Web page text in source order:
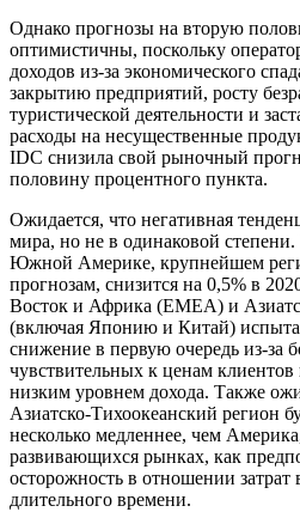
Однако прогнозы на вторую
оптимистичны, поскольку
доходов из-за экономического
закрытию предприятий, росту
туристической деятельности и
расходы на несущественные
IDC снизила свой рыночный
половину процентного пункта.
Ожидается, что негативная
мира, но не в одинаковой
Южной Америке, крупнейшем
прогнозам, снизится на 0,5% в
Восток и Африка (EMEA) и
(включая Японию и Китай)
снижение в первую очередь из-за
чувствительных к ценам
низким уровнем дохода. Также
Азиатско-Тихоокеанский регион
несколько медленнее, чем
развивающихся рынках, как
осторожность в отношении затрат
длительного времени.